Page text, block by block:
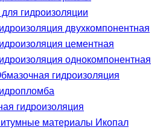
гидроизоляции
двухкомпонентная
цементная
однокомпонентная
гидроизоляция
гидроизоляция
материалы Икопал